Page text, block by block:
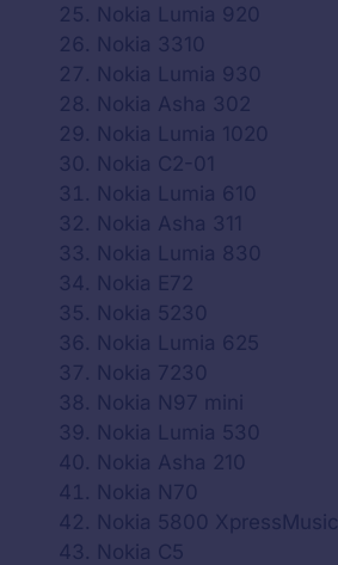
Nokia Lumia 920
Nokia 3310
Nokia Lumia 930
Nokia Asha 302
Nokia Lumia 1020
Nokia C2-01
Nokia Lumia 610
Nokia Asha 311
Nokia Lumia 830
Nokia E72
Nokia 5230
Nokia Lumia 625
Nokia 7230
Nokia N97 mini
Nokia Lumia 530
Nokia Asha 210
Nokia N70
Nokia 5800 XpressMusic
Nokia C5